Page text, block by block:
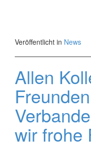
Veröffentlicht in News
Allen
wir frohe